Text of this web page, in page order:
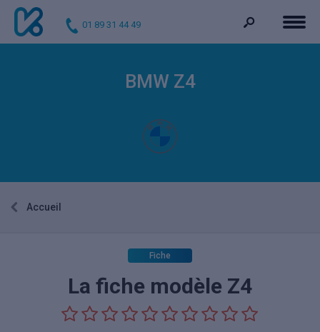
01 89 31 44 49
BMW Z4
Accueil
Fiche
La fiche modèle Z4